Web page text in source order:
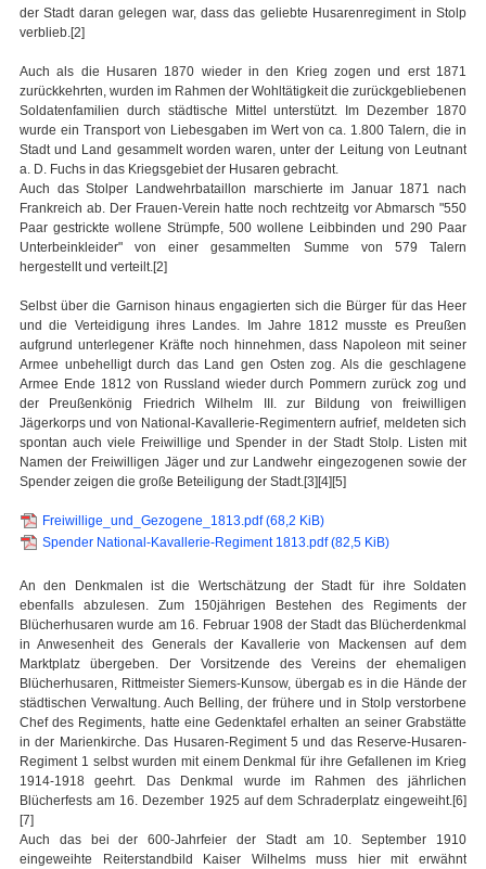
der Stadt daran gelegen war, dass das geliebte Husarenregiment in Stolp
verblieb.[2]
Auch als die Husaren 1870 wieder in den Krieg zogen und erst 1871
zurückkehrten, wurden im Rahmen der Wohltätigkeit die zurückgebliebenen
Soldatenfamilien durch städtische Mittel unterstützt. Im Dezember 1870
wurde ein Transport von Liebesgaben im Wert von ca. 1.800 Talern, die in
Stadt und Land gesammelt worden waren, unter der Leitung von Leutnant
a. D. Fuchs in das Kriegsgebiet der Husaren gebracht.
Auch das Stolper Landwehrbataillon marschierte im Januar 1871 nach
Frankreich ab. Der Frauen-Verein hatte noch rechtzeitg vor Abmarsch "550
Paar gestrickte wollene Strümpfe, 500 wollene Leibbinden und 290 Paar
Unterbeinkleider" von einer gesammelten Summe von 579 Talern
hergestellt und verteilt.[2]
Selbst über die Garnison hinaus engagierten sich die Bürger für das Heer
und die Verteidigung ihres Landes. Im Jahre 1812 musste es Preußen
aufgrund unterlegener Kräfte noch hinnehmen, dass Napoleon mit seiner
Armee unbehelligt durch das Land gen Osten zog. Als die geschlagene
Armee Ende 1812 von Russland wieder durch Pommern zurück zog und
der Preußenkönig Friedrich Wilhelm III. zur Bildung von freiwilligen
Jägerkorps und von National-Kavallerie-Regimentern aufrief, meldeten sich
spontan auch viele Freiwillige und Spender in der Stadt Stolp. Listen mit
Namen der Freiwilligen Jäger und zur Landwehr eingezogenen sowie der
Spender zeigen die große Beteiligung der Stadt.[3][4][5]
Freiwillige_und_Gezogene_1813.pdf(68,2 KiB)
Spender National-Kavallerie-Regiment 1813.pdf(82,5 KiB)
An den Denkmalen ist die Wertschätzung der Stadt für ihre Soldaten
ebenfalls abzulesen. Zum 150jährigen Bestehen des Regiments der
Blücherhusaren wurde am 16. Februar 1908 der Stadt das Blücherdenkmal
in Anwesenheit des Generals der Kavallerie von Mackensen auf dem
Marktplatz übergeben. Der Vorsitzende des Vereins der ehemaligen
Blücherhusaren, Rittmeister Siemers-Kunsow, übergab es in die Hände der
städtischen Verwaltung. Auch Belling, der frühere und in Stolp verstorbene
Chef des Regiments, hatte eine Gedenktafel erhalten an seiner Grabstätte
in der Marienkirche. Das Husaren-Regiment 5 und das Reserve-Husaren-
Regiment 1 selbst wurden mit einem Denkmal für ihre Gefallenen im Krieg
1914-1918 geehrt. Das Denkmal wurde im Rahmen des jährlichen
Blücherfests am 16. Dezember 1925 auf dem Schraderplatz eingeweiht.[6]
[7]
Auch das bei der 600-Jahrfeier der Stadt am 10. September 1910
eingeweihte Reiterstandbild Kaiser Wilhelms muss hier mit erwähnt